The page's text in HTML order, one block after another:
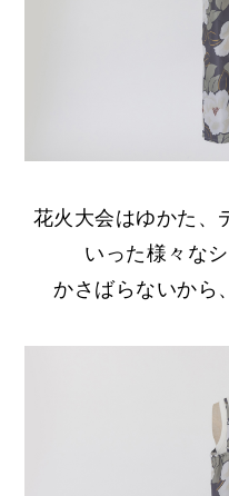
花火大会はゆかた、
いった様々な
かさばらないから